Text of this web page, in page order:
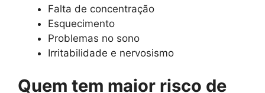
Falta de concentração
Esquecimento
Problemas no sono
Irritabilidade e nervosismo
Quem tem maior risco de